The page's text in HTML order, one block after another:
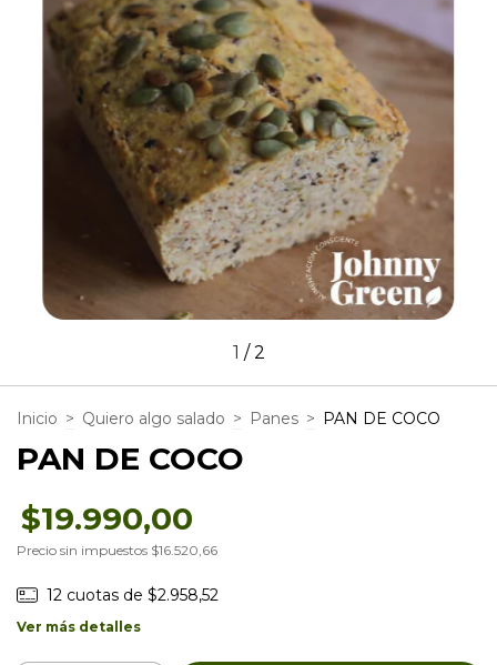
1 /2
Inicio > Quiero algo salado > Panes > PAN DE COCO
PAN DE COCO
$19.990,00
Precio sin impuestos $16.520,66
12 cuotas de $2.958,52
Ver más detalles